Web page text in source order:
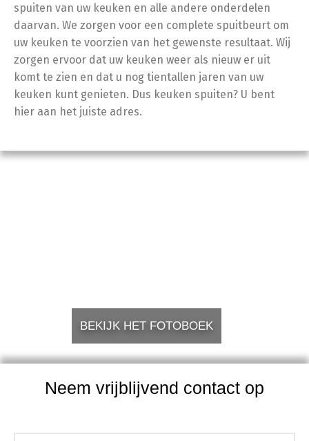
spuiten van uw keuken en alle andere onderdelen
daarvan. We zorgen voor een complete spuitbeurt om
uw keuken te voorzien van het gewenste resultaat. Wij
zorgen ervoor dat uw keuken weer als nieuw er uit
komt te zien en dat u nog tientallen jaren van uw
keuken kunt genieten. Dus keuken spuiten? U bent
hier aan het juiste adres.
BEKIJK HET FOTOBOEK
Neem vrijblijvend contact op